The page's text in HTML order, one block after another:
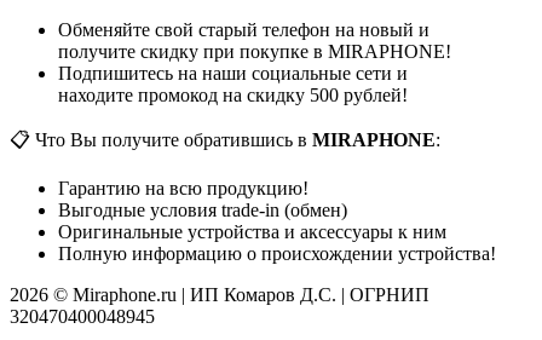
Обменяйте свой старый телефон на новый и
получите скидку при покупке в MIRAPHONE!
Подпишитесь на наши социальные сети и
находите промокод на скидку 500 рублей!
📋 Что Вы получите обратившись в MIRAPHONE:
Гарантию на всю продукцию!
Выгодные условия trade-in (обмен)
Оригинальные устройства и аксессуары к ним
Полную информацию о происхождении устройства!
2026 © Miraphone.ru | ИП Комаров Д.С. | ОГРНИП
320470400048945